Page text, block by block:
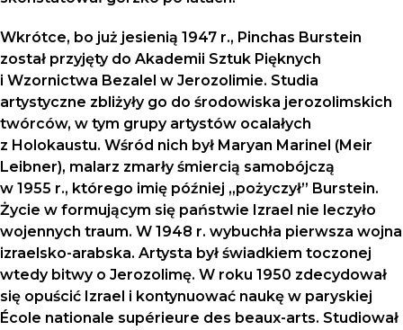
Wkrótce, bo już jesienią 1947 r., Pinchas Burstein
został przyjęty do Akademii Sztuk Pięknych
i Wzornictwa Bezalel w Jerozolimie. Studia
artystyczne zbliżyły go do środowiska jerozolimskich
twórców, w tym grupy artystów ocalałych
z Holokaustu. Wśród nich był Maryan Marinel (Meir
Leibner), malarz zmarły śmiercią samobójczą
w 1955 r., którego imię później „pożyczył” Burstein.
Życie w formującym się państwie Izrael nie leczyło
wojennych traum. W 1948 r. wybuchła pierwsza wojna
izraelsko-arabska. Artysta był świadkiem toczonej
wtedy bitwy o Jerozolimę. W roku 1950 zdecydował
się opuścić Izrael i kontynuować naukę w paryskiej
École nationale supérieure des beaux-arts. Studiował